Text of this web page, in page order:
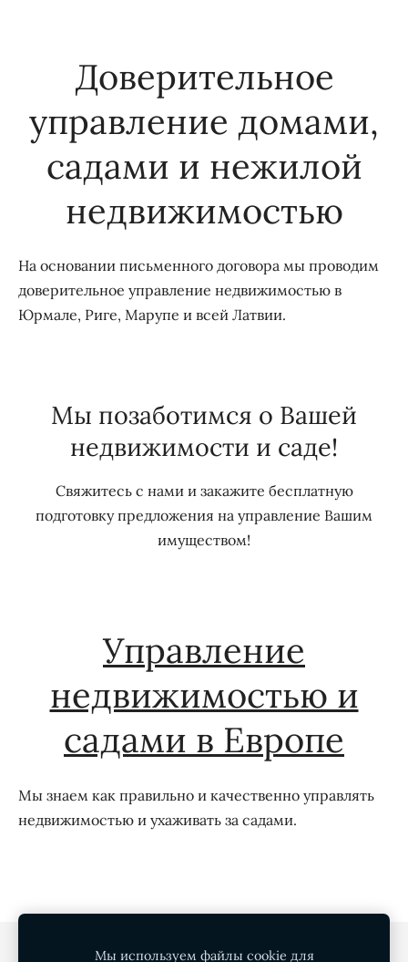
Доверительное
управление домами,
садами и нежилой
недвижимостью
На основании письменного договора мы проводим
доверительное управление недвижимостью в
Юрмале, Риге, Марупе и всей Латвии.
Мы позаботимся о Вашей
недвижимости и саде!
Свяжитесь с нами и закажите бесплатную
подготовку предложения на управление Вашим
имуществом!
Управление
недвижимостью и
садами в Европе
Мы знаем как правильно и качественно управлять
недвижимостью и ухаживать за садами.
Политика конфиденциальности Файлы cookie
Мы используем файлы cookie для